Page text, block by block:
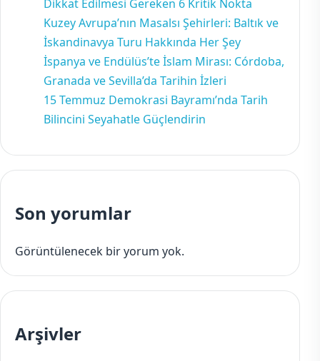
Dikkat Edilmesi Gereken 6 Kritik Nokta
Kuzey Avrupa’nın Masalsı Şehirleri: Baltık ve
İskandinavya Turu Hakkında Her Şey
İspanya ve Endülüs’te İslam Mirası: Córdoba,
Granada ve Sevilla’da Tarihin İzleri
15 Temmuz Demokrasi Bayramı’nda Tarih
Bilincini Seyahatle Güçlendirin
Son yorumlar
Görüntülenecek bir yorum yok.
Arşivler